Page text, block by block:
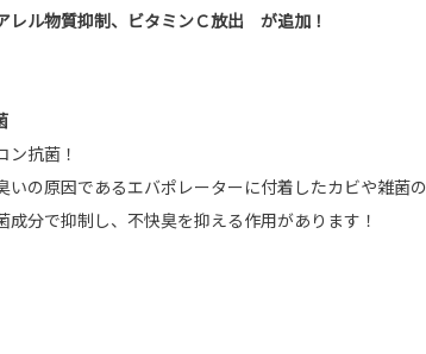
レル物質抑制、ビタミンＣ放出 が追加！
ン抗菌！
いの原因であるエバポレーターに付着したカビや雑菌の
成分で抑制し、不快臭を抑える作用があります！